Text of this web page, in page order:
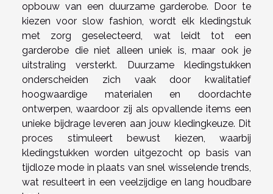
opbouw van een duurzame garderobe. Door te
kiezen voor slow fashion, wordt elk kledingstuk
met zorg geselecteerd, wat leidt tot een
garderobe die niet alleen uniek is, maar ook je
uitstraling versterkt. Duurzame kledingstukken
onderscheiden zich vaak door kwalitatief
hoogwaardige materialen en doordachte
ontwerpen, waardoor zij als opvallende items een
unieke bijdrage leveren aan jouw kledingkeuze. Dit
proces stimuleert bewust kiezen, waarbij
kledingstukken worden uitgezocht op basis van
tijdloze mode in plaats van snel wisselende trends,
wat resulteert in een veelzijdige en lang houdbare